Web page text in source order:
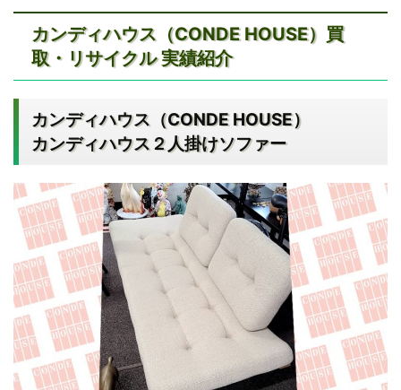
お
電
話
】
カンディハウス（CONDE HOUSE）買
取・リサイクル 実績紹介
カンディハウス（CONDE HOUSE）
カンディハウス２人掛けソファー